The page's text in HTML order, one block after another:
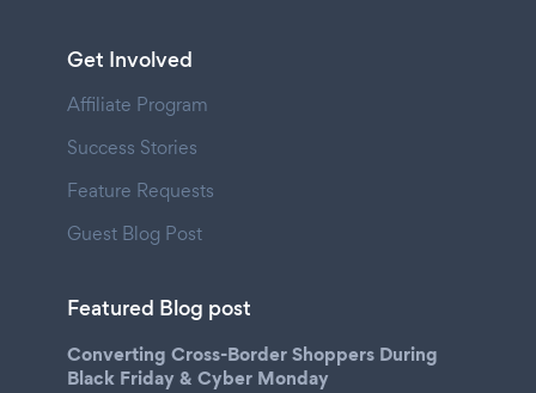
Get Involved
Affiliate Program
Success Stories
Feature Requests
Guest Blog Post
Featured Blog post
Converting Cross-Border Shoppers During
Black Friday & Cyber Monday